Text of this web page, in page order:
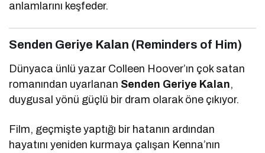
anlamlarını keşfeder.
Senden Geriye Kalan (Reminders of Him)
Dünyaca ünlü yazar Colleen Hoover’ın çok satan
romanından uyarlanan Senden Geriye Kalan,
duygusal yönü güçlü bir dram olarak öne çıkıyor.
Film, geçmişte yaptığı bir hatanın ardından
hayatını yeniden kurmaya çalışan Kenna’nın